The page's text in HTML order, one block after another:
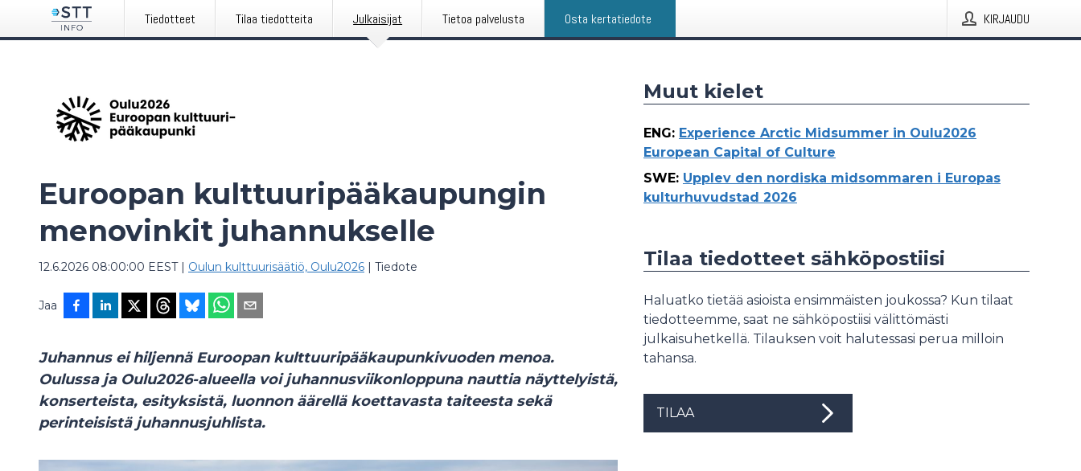
Tiedotteet Tilaa tiedotteita Julkaisijat Tietoa palvelusta Osta kertatiedote KIRJAUDU
Euroopan kulttuuripääkaupungin
menovinkit juhannukselle
12.6.2026 08:00:00 EEST| Oulun kulttuurisäätiö, Oulu2026 | Tiedote
Jaa
Juhannus ei hiljennä Euroopan kulttuuripääkaupunkivuoden menoa.
Oulussa ja Oulu2026-alueella voi juhannusviikonloppuna nauttia näyttelyistä,
konserteista, esityksistä, luonnon äärellä koettavasta taiteesta sekä
perinteisistä juhannusjuhlista.
Muut kielet
ENG: Experience Arctic Midsummer in Oulu2026
European Capital of Culture
SWE: Upplev den nordiska midsommaren i Europas
kulturhuvudstad 2026
Tilaa tiedotteet sähköpostiisi
Haluatko tietää asioista ensimmäisten joukossa? Kun tilaat
tiedotteemme, saat ne sähköpostiisi välittömästi
julkaisuhetkellä. Tilauksen voit halutessasi perua milloin
tahansa.
TILAA